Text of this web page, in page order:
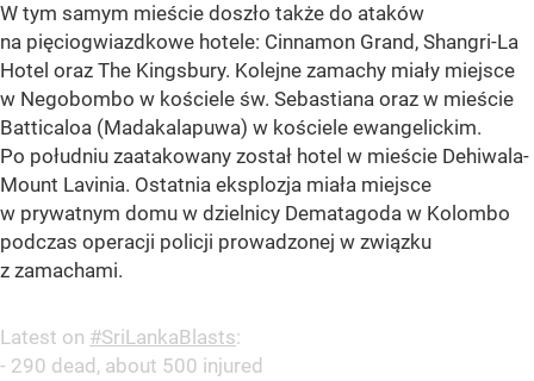
W tym samym mieście doszło także do ataków
na pięciogwiazdkowe hotele: Cinnamon Grand, Shangri-La
Hotel oraz The Kingsbury. Kolejne zamachy miały miejsce
w Negobombo w kościele św. Sebastiana oraz w mieście
Batticaloa (Madakalapuwa) w kościele ewangelickim.
Po południu zaatakowany został hotel w mieście Dehiwala-
Mount Lavinia. Ostatnia eksplozja miała miejsce
w prywatnym domu w dzielnicy Dematagoda w Kolombo
podczas operacji policji prowadzonej w związku
z zamachami.
Latest on #SriLankaBlasts:
- 290 dead, about 500 injured